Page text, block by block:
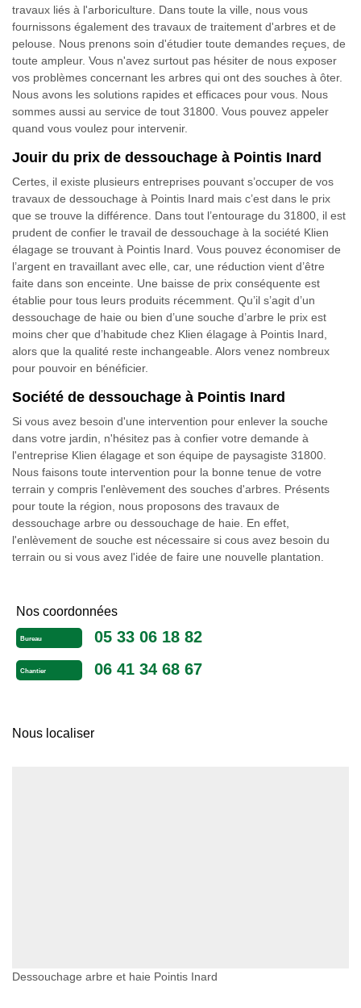
travaux liés à l'arboriculture. Dans toute la ville, nous vous
fournissons également des travaux de traitement d'arbres et de
pelouse. Nous prenons soin d'étudier toute demandes reçues, de
toute ampleur. Vous n'avez surtout pas hésiter de nous exposer
vos problèmes concernant les arbres qui ont des souches à ôter.
Nous avons les solutions rapides et efficaces pour vous. Nous
sommes aussi au service de tout 31800. Vous pouvez appeler
quand vous voulez pour intervenir.
Jouir du prix de dessouchage à Pointis Inard
Certes, il existe plusieurs entreprises pouvant s’occuper de vos
travaux de dessouchage à Pointis Inard mais c’est dans le prix
que se trouve la différence. Dans tout l’entourage du 31800, il est
prudent de confier le travail de dessouchage à la société Klien
élagage se trouvant à Pointis Inard. Vous pouvez économiser de
l’argent en travaillant avec elle, car, une réduction vient d’être
faite dans son enceinte. Une baisse de prix conséquente est
établie pour tous leurs produits récemment. Qu’il s’agit d’un
dessouchage de haie ou bien d’une souche d’arbre le prix est
moins cher que d’habitude chez Klien élagage à Pointis Inard,
alors que la qualité reste inchangeable. Alors venez nombreux
pour pouvoir en bénéficier.
Société de dessouchage à Pointis Inard
Si vous avez besoin d'une intervention pour enlever la souche
dans votre jardin, n'hésitez pas à confier votre demande à
l'entreprise Klien élagage et son équipe de paysagiste 31800.
Nous faisons toute intervention pour la bonne tenue de votre
terrain y compris l'enlèvement des souches d'arbres. Présents
pour toute la région, nous proposons des travaux de
dessouchage arbre ou dessouchage de haie. En effet,
l'enlèvement de souche est nécessaire si cous avez besoin du
terrain ou si vous avez l'idée de faire une nouvelle plantation.
Nos coordonnées
Bureau 05 33 06 18 82
Chantier 06 41 34 68 67
Nous localiser
Dessouchage arbre et haie Pointis Inard